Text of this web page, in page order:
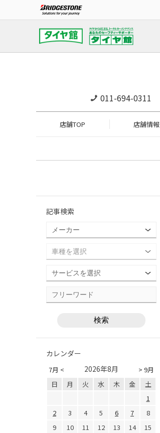
011-694-0311
店舗TOP 店舗情報
記事検索
カレンダー
7月 < > 9月
2026年8月
日 月 火 水 木 金
土
1
2
3 4 5 6 7
8
9
10 11 12 13 14
15